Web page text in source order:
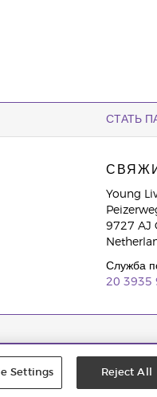
СТАТЬ
Young
9727 AJ
Служба
20 3935
с пользователем. Используя сайт,
Settings Reject All